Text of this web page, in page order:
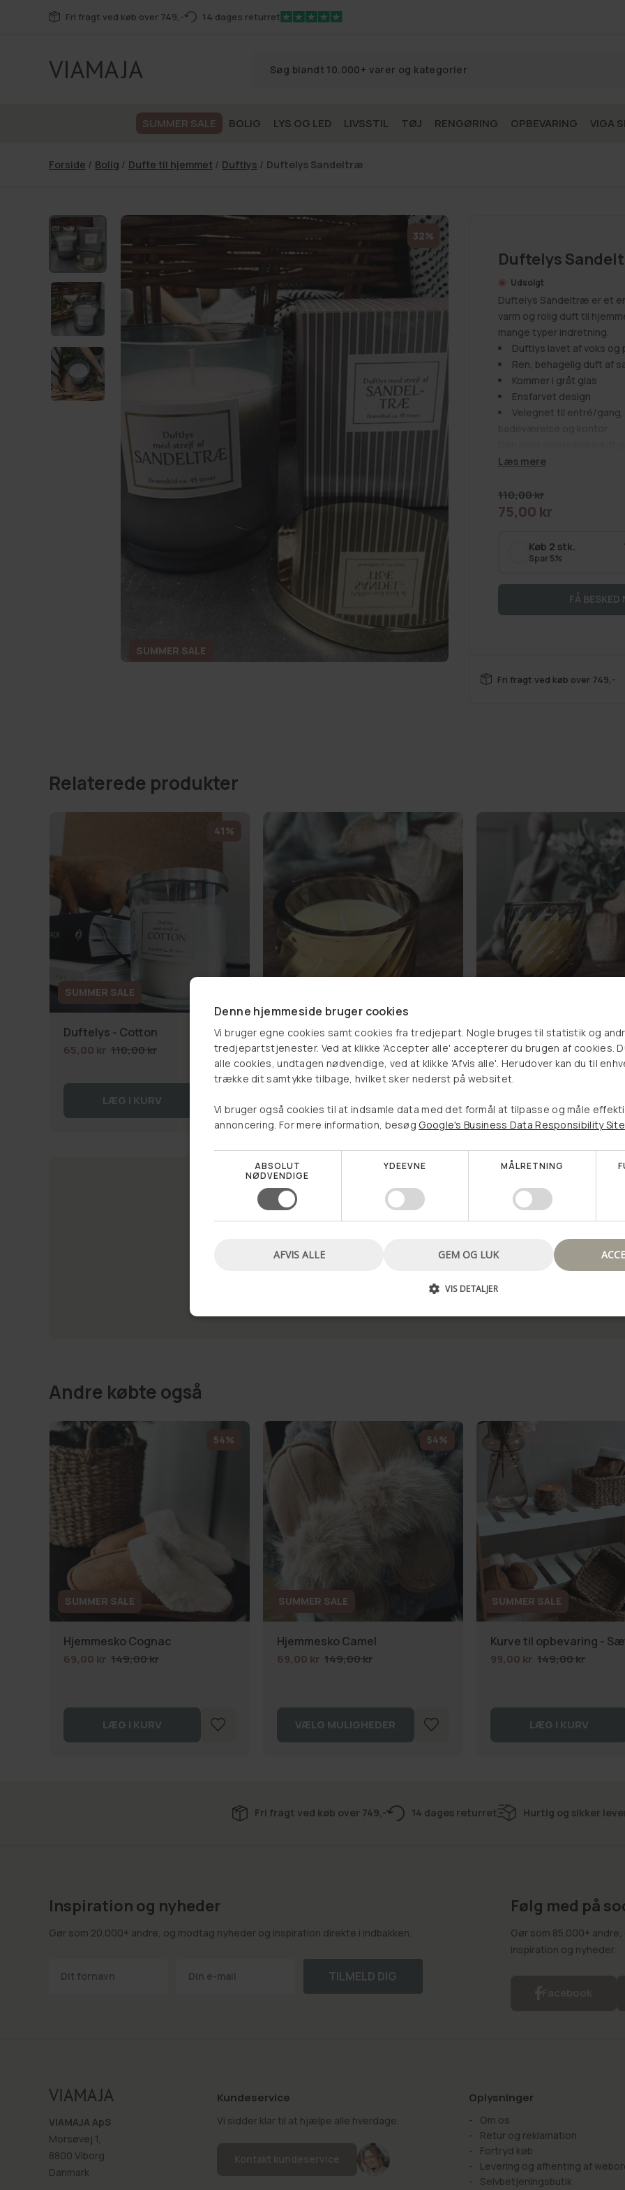
indhold Fri fragt ved køb over 749,- 14 dages returret
SUMMER SALE BOLIG LYS OG LED LIVSSTIL TØJ RENGØRING OPBEVARING VIGA
Forside / Bolig / Dufte til hjemmet / Duftlys / Duftelys Sandeltræ
32%
SUMMER SALE
Duftelys
Udsolgt
Duftelys Sandeltræ er et
varm og rolig duft til
mange typer indretning.
Duftlys lavet af voks og
Ren, behagelig duft af
Kommer i gråt glas
Ensfarvet design
Velegnet til entré/
afslappet atmosfære i
I entréen giver det en
en mere behagelig ramme
Placér det, hvor du gerne
tilfører duft og stemning.
Et duftlys som dette er
kan bruges i mange rum
Læs mere
Normalpris
110,00 kr
Udsalgspris
75,00 kr
Køb 2 stk.
Spar 5%
FÅ BESKED
Fri fragt ved køb over 749,-
Relaterede produkter
SUMMER SALE
41%
Duftelys - Cotton
65,00 kr 110,00 kr
LÆG I KURV
Duftlys i glas - OUD WOOD
69,00 kr
Duftlys i glas - AMBER
69,00 kr
Andre købte også
SUMMER SALE
54%
Hjemmesko Cognac
69,00 kr 149,00 kr
LÆG I KURV
SUMMER SALE
54%
Hjemmesko Camel
69,00 kr 149,00 kr
VÆLG MULIGHEDER
SUMMER SALE
Kurve til opbevaring -
99,00 kr 149,00 kr
LÆG I KURV
Fri fragt ved køb over 749,- 14 dages returret Hurtig og sikker
Inspiration og nyheder
Gør som 20.000+ andre, og modtag nyheder og inspiration direkte i indbakken.
TILMELD DIG
Følg med på
Gør som 85.000+
inspiration og nyheder.
VIAMAJA ApS
Morsøvej 1,
8800 Viborg
Danmark
Kundeservice
Vi sidder klar til at hjælpe alle hverdage.
Oplysninger
Om os
Retur og reklamation
Fortryd køb
Levering og afhenting af
Selvbetjeningsbutik
Vælg et produkt, og se om
du har vundet en rabat
Denne hjemmeside bruger cookies
Vi bruger egne cookies samt cookies fra tredjepart. Nogle bruges til statistik og
tredjepartstjenester. Ved at klikke 'Accepter alle' accepterer du brugen af cookies.
alle cookies, undtagen nødvendige, ved at klikke 'Afvis alle'. Herudover kan du til
trække dit samtykke tilbage, hvilket sker nederst på websitet.
Vi bruger også cookies til at indsamle data med det formål at tilpasse og måle
annoncering. For mere information, besøg Google's Business Data Responsibility Site
ABSOLUT
NØDVENDIGE
YDEEVNE MÅLRETNING
GEM OG LUK
AFVIS ALLE
VIS DETALJER